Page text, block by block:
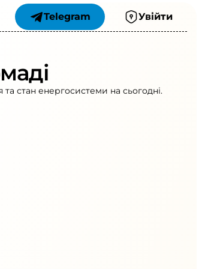
Telegram Увійти
та стан енергосистеми на сьогодні.